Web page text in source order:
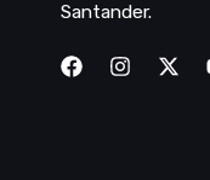
Santander.